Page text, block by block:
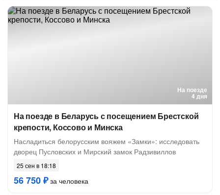
На поезде
4 дня
На поезде в Беларусь с посещением Брестской
крепости, Коссово и Минска
Насладиться белорусским вояжем «Замки»: исследовать
дворец Пусловских и Мирский замок Радзивиллов
25 сен в 18:18
56 750 ₽за человека